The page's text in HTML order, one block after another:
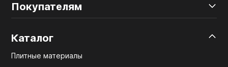
Покупателям
Каталог
Плитные материалы